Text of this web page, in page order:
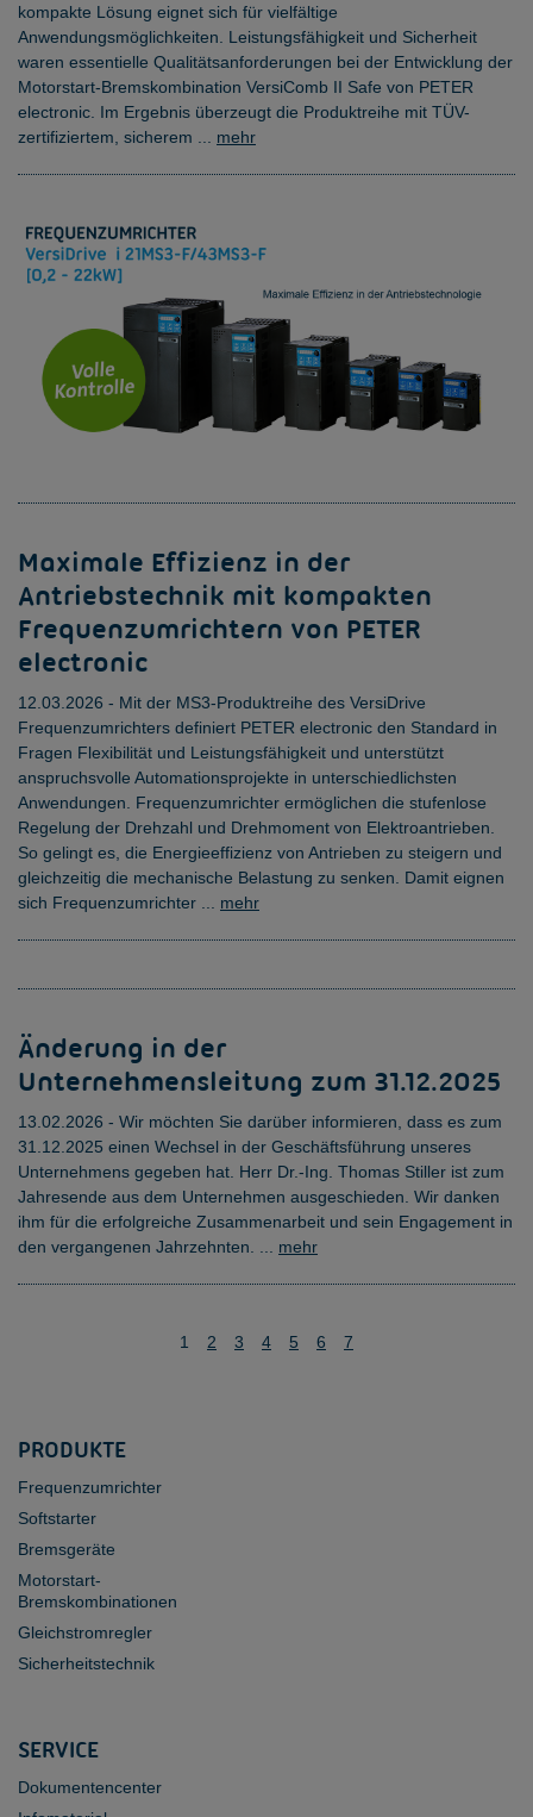
kompakte Lösung eignet sich für vielfältige
Anwendungsmöglichkeiten. Leistungsfähigkeit und Sicherheit
waren essentielle Qualitätsanforderungen bei der Entwicklung der
Motorstart-Bremskombination VersiComb II Safe von PETER
electronic. Im Ergebnis überzeugt die Produktreihe mit TÜV-
zertifiziertem, sicherem ... mehr
Maximale Effizienz in der
Antriebstechnik mit kompakten
Frequenzumrichtern von PETER
electronic
12.03.2026 - Mit der MS3-Produktreihe des VersiDrive
Frequenzumrichters definiert PETER electronic den Standard in
Fragen Flexibilität und Leistungsfähigkeit und unterstützt
anspruchsvolle Automationsprojekte in unterschiedlichsten
Anwendungen. Frequenzumrichter ermöglichen die stufenlose
Regelung der Drehzahl und Drehmoment von Elektroantrieben.
So gelingt es, die Energieeffizienz von Antrieben zu steigern und
gleichzeitig die mechanische Belastung zu senken. Damit eignen
sich Frequenzumrichter ... mehr
Änderung in der
Unternehmensleitung zum 31.12.2025
13.02.2026 - Wir möchten Sie darüber informieren, dass es zum
31.12.2025 einen Wechsel in der Geschäftsführung unseres
Unternehmens gegeben hat. Herr Dr.-Ing. Thomas Stiller ist zum
Jahresende aus dem Unternehmen ausgeschieden. Wir danken
ihm für die erfolgreiche Zusammenarbeit und sein Engagement in
den vergangenen Jahrzehnten. ... mehr
Seitennummerierung
1 2 3 4 5 6 7
PRODUKTE
Frequenzumrichter
Softstarter
Bremsgeräte
Motorstart-
Bremskombinationen
Gleichstromregler
Sicherheitstechnik
SERVICE
Dokumentencenter